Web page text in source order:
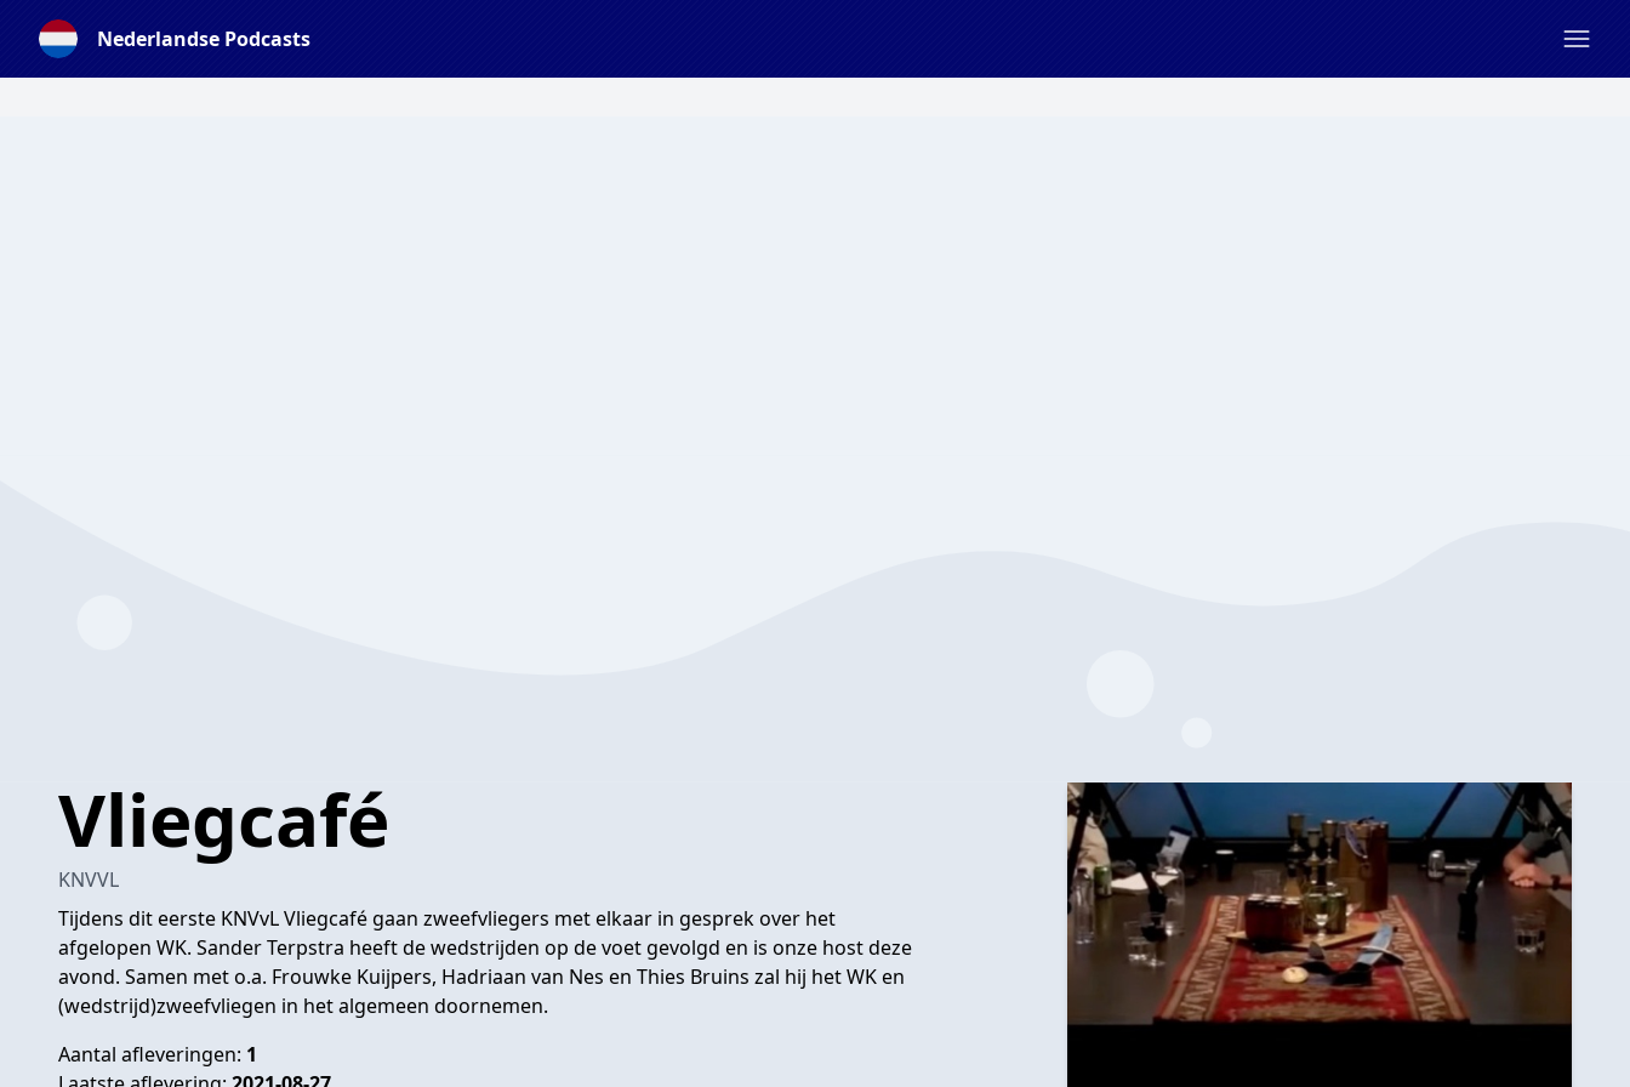
Nederlandse Podcasts
Vliegcafé
KNVVL
Tijdens dit eerste KNVvL Vliegcafé gaan zweefvliegers met elkaar in gesprek over het
afgelopen WK. Sander Terpstra heeft de wedstrijden op de voet gevolgd en is onze host deze
avond. Samen met o.a. Frouwke Kuijpers, Hadriaan van Nes en Thies Bruins zal hij het WK en
(wedstrijd)zweefvliegen in het algemeen doornemen.
Aantal afleveringen: 1